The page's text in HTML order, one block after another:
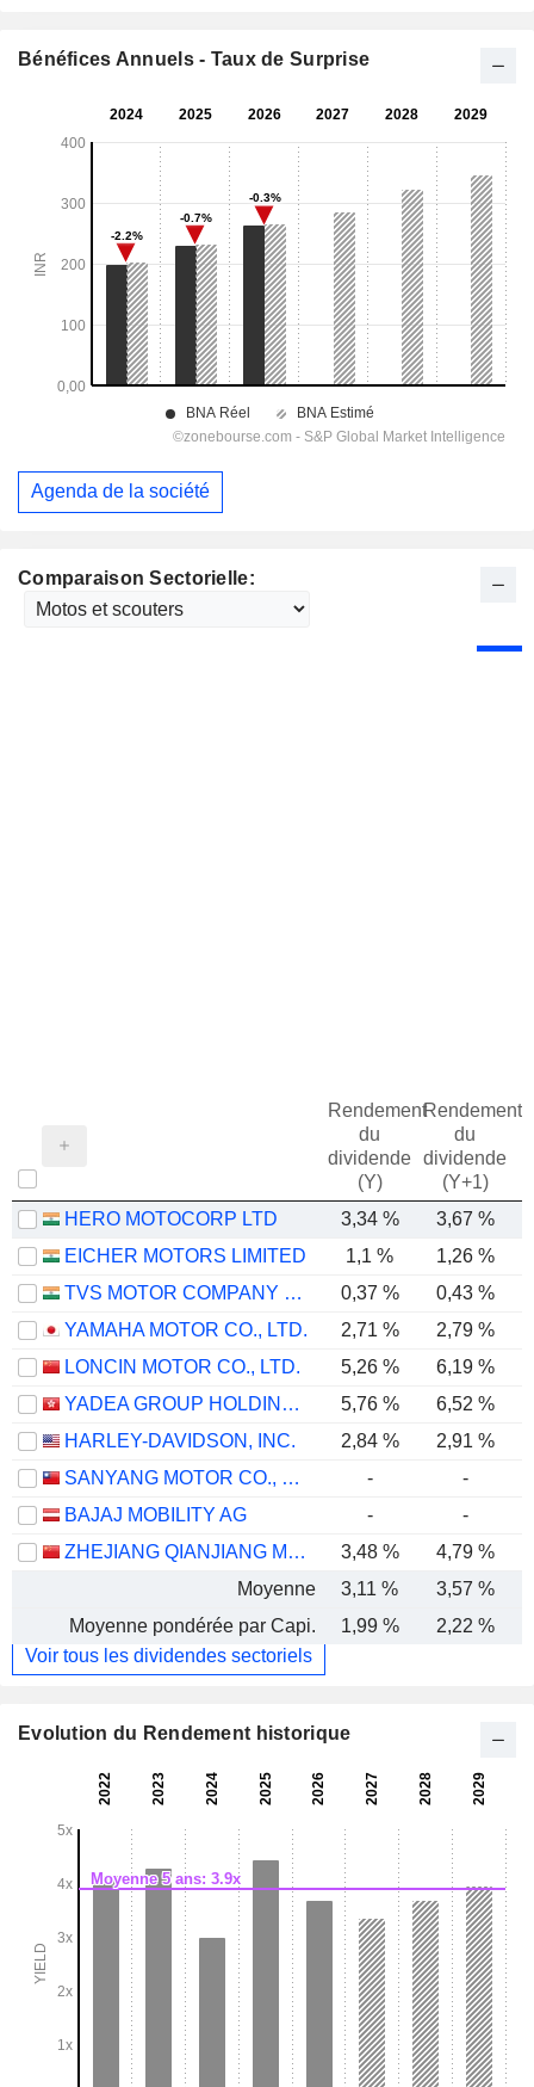
Comparaison Sectorielle:
Rendement
du
dividende
(Y)
Rendement
du
dividende
(Y+1)
HERO MOTOCORP LTD 3,34 %
3,67 %
EICHER MOTORS LIMITED
1,1 % 1,26 %
TVS MOTOR COMPANY LIMITED
0,37 % 0,43 %
YAMAHA MOTOR CO., LTD.
2,71 % 2,79 %
LONCIN MOTOR CO., LTD.
5,26 % 6,19 %
YADEA GROUP HOLDINGS LTD.
5,76 %
6,52 %
HARLEY-DAVIDSON, INC.
2,84 % 2,91 %
SANYANG MOTOR CO., LTD.
-
-
BAJAJ MOBILITY AG
-
-
ZHEJIANG QIANJIANG MOTORCYCLE CO., LTD.
3,48 % 4,79 %
Moyenne
3,11 % 3,57 %
Moyenne pondérée par Capi.
1,99 % 2,22 %
Voir tous les dividendes sectoriels
Evolution du Rendement historique
Bénéfices Annuels - Taux de Surprise
Agenda de la société